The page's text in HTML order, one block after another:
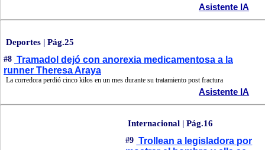
Asistente IA
Deportes | Pág.25
#8 Tramadol dejó con anorexia medicamentosa a la
runner Theresa Araya
La corredora perdió cinco kilos en un mes durante su tratamiento post fractura
Asistente IA
Internacional | Pág.16
#9 Trollean a legisladora por